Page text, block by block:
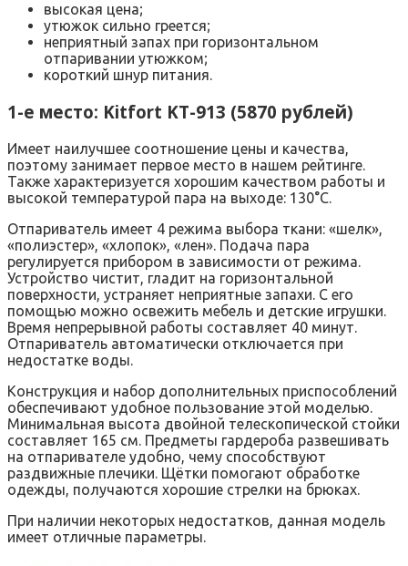
высокая цена;
утюжок сильно греется;
неприятный запах при горизонтальном
отпаривании утюжком;
короткий шнур питания.
1-е место: Kitfort KT-913 (5870 рублей)
Имеет наилучшее соотношение цены и качества,
поэтому занимает первое место в нашем рейтинге.
Также характеризуется хорошим качеством работы и
высокой температурой пара на выходе: 130°C.
Отпариватель имеет 4 режима выбора ткани: «шелк»,
«полиэстер», «хлопок», «лен». Подача пара
регулируется прибором в зависимости от режима.
Устройство чистит, гладит на горизонтальной
поверхности, устраняет неприятные запахи. С его
помощью можно освежить мебель и детские игрушки.
Время непрерывной работы составляет 40 минут.
Отпариватель автоматически отключается при
недостатке воды.
Конструкция и набор дополнительных приспособлений
обеспечивают удобное пользование этой моделью.
Минимальная высота двойной телескопической стойки
составляет 165 см. Предметы гардероба развешивать
на отпаривателе удобно, чему способствуют
раздвижные плечики. Щётки помогают обработке
одежды, получаются хорошие стрелки на брюках.
При наличии некоторых недостатков, данная модель
имеет отличные параметры.